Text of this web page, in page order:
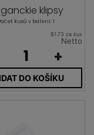
klipsy
kusů v balení: 1
$1.73 za kus
Netto
+
DO KOŠÍKU